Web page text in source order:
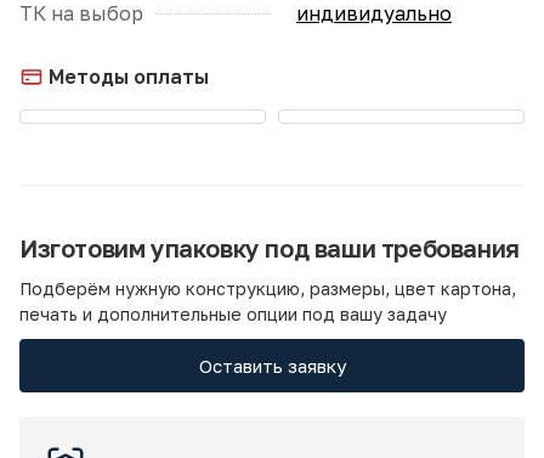
ТК на выбор
индивидуально
Методы оплаты
Изготовим упаковку под ваши требования
Подберём нужную конструкцию, размеры, цвет картона,
печать и дополнительные опции под вашу задачу
Оставить заявку